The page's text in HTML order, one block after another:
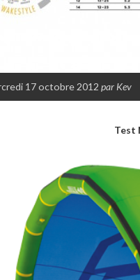
17 octobre 2012 par Kev
Test